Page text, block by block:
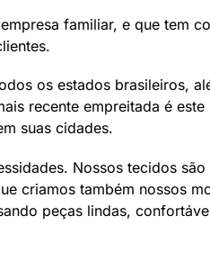
familiar, e que tem
os estados brasileiros,
recente empreitada é este
suas cidades.
Nossos tecidos
criamos também nossos
peças lindas,